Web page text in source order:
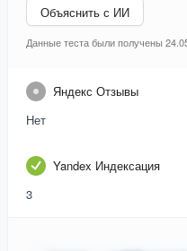
Объяснить с ИИ
Данные теста были получены
Яндекс Отзывы
Нет
Yandex Индексация
3